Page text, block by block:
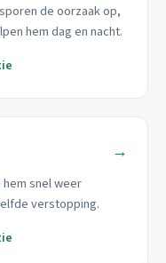
de oorzaak op,
hem dag en nacht.
→
snel weer
verstopping.